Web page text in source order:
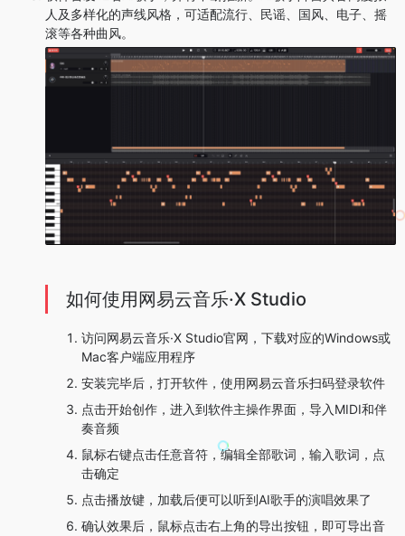
人及多样化的声线风格，可适配流行、民谣、国风、电子、摇
滚等各种曲风。
如何使用网易云音乐·X Studio
访问网易云音乐·X Studio官网，下载对应的Windows或
Mac客户端应用程序
安装完毕后，打开软件，使用网易云音乐扫码登录软件
点击开始创作，进入到软件主操作界面，导入MIDI和伴
奏音频
鼠标右键点击任意音符，编辑全部歌词，输入歌词，点
击确定
点击播放键，加载后便可以听到AI歌手的演唱效果了
确认效果后，鼠标点击右上角的导出按钮，即可导出音